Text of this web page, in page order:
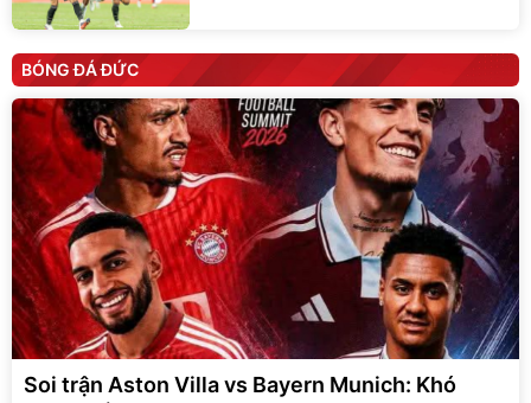
BÓNG ĐÁ ĐỨC
Soi trận Aston Villa vs Bayern Munich: Khó